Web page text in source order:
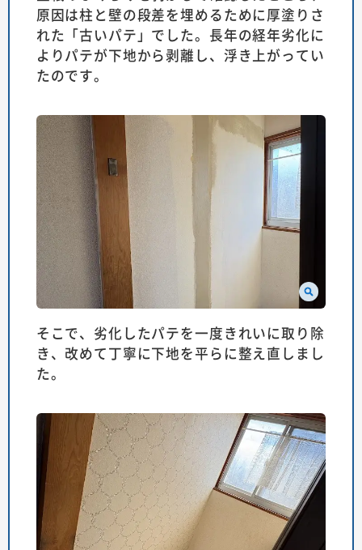
原因は柱と壁の段差を埋めるために厚塗りさ
れた「古いパテ」でした。長年の経年劣化に
よりパテが下地から剥離し、浮き上がってい
たのです。
そこで、劣化したパテを一度きれいに取り除
き、改めて丁寧に下地を平らに整え直しまし
た。